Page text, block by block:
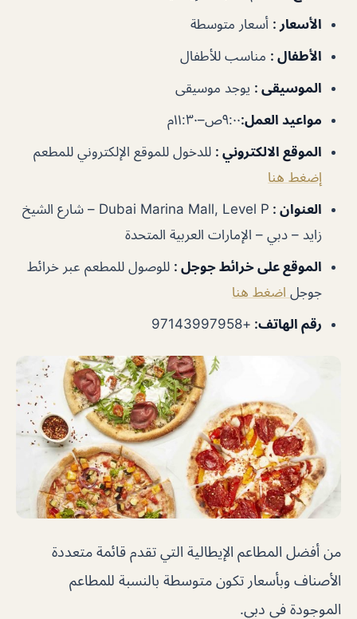
الأسعار : أسعار متوسطة
الأطفال : مناسب للأطفال
الموسيقى : يوجد موسيقى
مواعيد العمل:٩:٠٠ص–١١:٣٠م
الموقع الالكتروني : للدخول للموقع الإلكتروني للمطعم
إضغط هنا
العنوان :
Dubai Marina Mall, Level P – شارع الشيخ
زايد – دبي – الإمارات العربية المتحدة
الموقع على خرائط جوجل : للوصول للمطعم عبر خرائط
جوجل اضغط هنا
رقم الهاتف:
+97143997958
من أفضل المطاعم الإيطالية التي تقدم قائمة متعددة
الأصناف وبأسعار تكون متوسطة بالنسبة للمطاعم
الموجودة في دبي.